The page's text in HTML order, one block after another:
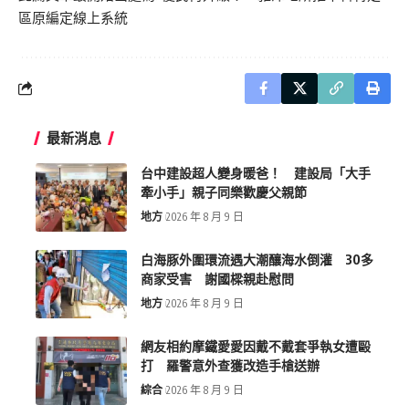
區原編定線上系統
最新消息
台中建設超人變身暖爸！ 建設局「大手
牽小手」親子同樂歡慶父親節
地方 2026 年 8 月 9 日
白海豚外圍環流遇大潮釀海水倒灌 30多
商家受害 謝國樑親赴慰問
地方 2026 年 8 月 9 日
網友相約摩鐵愛愛因戴不戴套爭執女遭毆
打 羅警意外查獲改造手槍送辦
綜合 2026 年 8 月 9 日